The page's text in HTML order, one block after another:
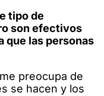
tipo de
son efectivos
que las personas
preocupa de
se hacen y los